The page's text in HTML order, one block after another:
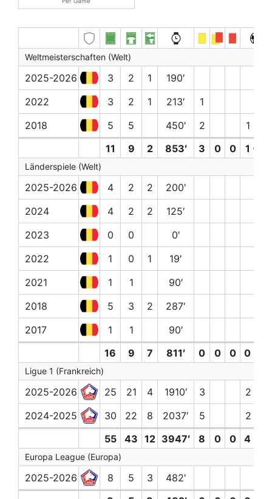
Weltmeisterschaften (Welt)
2025-2026 3 2 1
190′
2022
3 2 1 213′
1
2018
5 5 450′ 2
1 (0)
11
9 2 853′ 3 0 0 1 (0)
Länderspiele (Welt)
2025-2026 4 2 2
200′
2024
4 2 2
125′
2023
0 0
0′
2022
1 0 1
19′
2021
1 1
90′
2018
5 3 2
287′
2017
1 1
90′
16
9 7 811′ 0 0 0 0 (0)
Ligue 1 (Frankreich)
2025-2026 25 21 4 1910′ 3
2 (0)
2024-2025
30 22 8 2037′ 5
2 (0)
55
43 12 3947′ 8 0 0 4 (0)
Europa League (Europa)
2025-2026 8 5 3
482′